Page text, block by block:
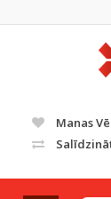
Manas